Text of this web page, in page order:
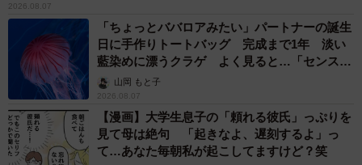
2026.08.07
「ちょっとババロアみたい」パートナーの誕生
日に手作りトートバッグ 完成まで1年 淡い
藍染めに漂うクラゲ よく見ると…「センスす
ごい」山岡 もと子
2026.08.07
【漫画】大学生息子の「頼れる彼氏」っぷりを
見て母は絶句 「起きなよ、遅刻するよ」っ
て…あなた毎朝私が起こしてますけど？笑